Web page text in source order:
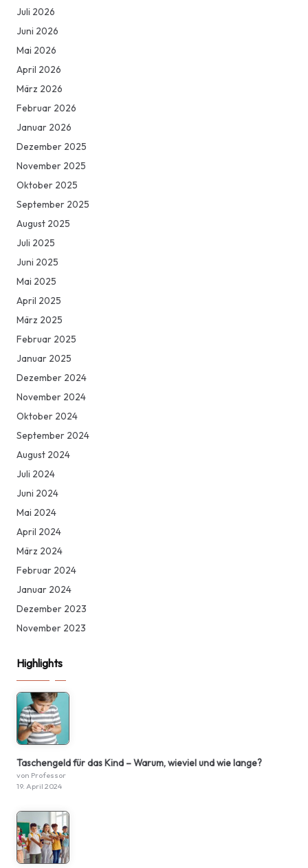
Juli 2026
Juni 2026
Mai 2026
April 2026
März 2026
Februar 2026
Januar 2026
Dezember 2025
November 2025
Oktober 2025
September 2025
August 2025
Juli 2025
Juni 2025
Mai 2025
April 2025
März 2025
Februar 2025
Januar 2025
Dezember 2024
November 2024
Oktober 2024
September 2024
August 2024
Juli 2024
Juni 2024
Mai 2024
April 2024
März 2024
Februar 2024
Januar 2024
Dezember 2023
November 2023
Highlights
Taschengeld für das Kind – Warum, wieviel und wie lange?
von Professor
19. April 2024